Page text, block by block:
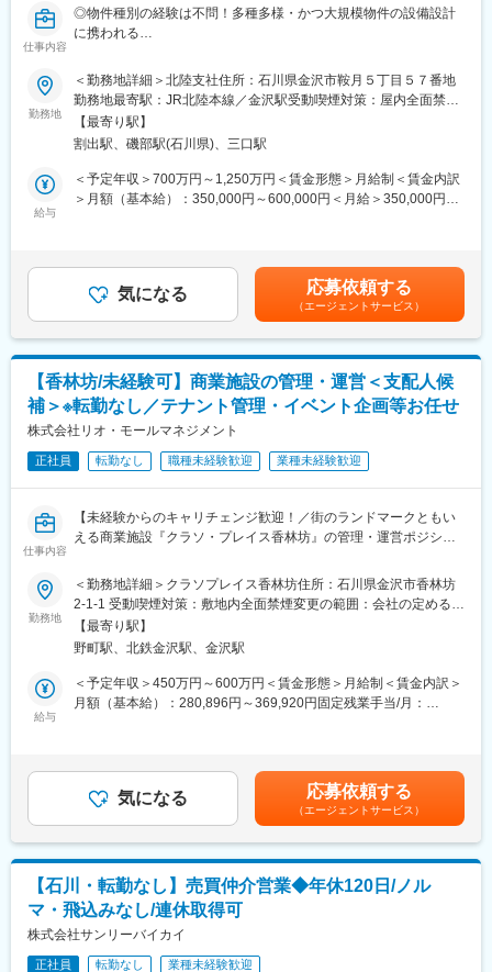
・残業20ｈ
・転居をともなう転勤無し
＜特徴＞
・物件情報サイトやチラシ等からお問い合わせいただいたお客様
への反響営業メイン！
に導きます。時には「今は買い時ではない」といった正直なアド
バイスも行い、お客様目線での誠実な対応を大切にしています。
■組織構成：
◆20代・30代が中心の若く活気ある組織◎異業種からの転職者も
多数活躍中
・年休111日（水曜固定休み＋平日1日）
・平均有休取得8.16日（2024年実績）
・残業20ｈ
・インセンティブ制ではなく、固定給＋賞与で安定した給与形態
◎
※評価制度…「業績」と「過程・スタンス」の両軸で評価項目があ
り、過程までしっかり評価される仕組みです
■キャリアパス：
携わっていただきます！
・経験次第ではサブマネージャー、マネージャーとして入社いた
※過去には、サブマネージャーで入社し、3年でマネージャーに昇
格した事例もあり、若いうちから積極的にキャリアアップを目指
せる環境です。
仕事内容
◎物件種別の経験は不問！多種多様・かつ大規模物件の設備設計
に携われる
60歳到達時の年収を維持できる
◎東証プライム上場：建設業時価総額トップ級／グループで5.4兆
円規模
◎自社開発BIMを利用／最先端技術も積極導入！／30～40代で早
期昇格も可能
■担当業務：
■案件：店舗、複合商業施設、オフィスビル、医療施設、介護施
設、物流施設、工場、共同住宅、病院（100～200床前後）、デー
件が増えておりますので、ご経験をお持ちの方には優先的に配置
をする可能性がございます。）
■設備設計：電気・給排水衛生・空調換気などの設備の商品選定、
企画、設計を担当して頂きます。
※自社開発のBIMをご利用いただきます。
■キャリア
・35歳~40歳前半での管理職登用実績もあり、
中途、新卒、学歴、入社年次など関係なくキャリアアップを目指
せる環境です。
■働き方：
・年間休日123日
・完全週休二日制
・積立有給制度（時効になった有給休暇を最大100日まで積立で
・65歳定年制（全国社員は65歳もしくは67歳選択定年制）、60歳
一律役職定年の廃止
入居1～5年目までは最大70％企業負担あり（全国職のみ対象／そ
のほか物件に関する諸条件、費用上限規定あり）
持ち家で、諸条件を満たした場合は、最長定年退職まで毎月1～3
万円の住宅手当を支給
・子育て関連支援（育児休業最長3年、従業員及び配偶者が子を出
産した場合に子一人に対し100万円支給 等）
※その他福利厚生項目参照
■配属地
・初任地は、面接内での希望と会社状況を考慮し決定
勤務地
＜勤務地詳細＞北陸支社住所：石川県金沢市鞍月５丁目５７番地
勤務地最寄駅：JR北陸本線／金沢駅受動喫煙対策：屋内全面禁煙
変更の範囲：会社の定める事業所
【最寄り駅】
割出駅、磯部駅(石川県)、三口駅
給与
＜予定年収＞700万円～1,250万円＜賃金形態＞月給制＜賃金内訳
＞月額（基本給）：350,000円～600,000円＜月給＞350,000円～
構成：月額×12ヶ月＋賞与＋諸手当＋残業代■残業は15分単位で管
理賃金はあくまでも目安の金額であり、選考を通じて上下する可
能性があります。月給(月額)は固定手当を含めた表記です。
気になる 応募依頼する
（エージェントサービス）
【香林坊/未経験可】商業施設の管理・運営＜支配人候
補＞※転勤なし／テナント管理・イベント企画等お任せ
株式会社リオ・モールマネジメント
正社員 転勤なし 職種未経験歓迎 業種未経験歓迎
仕事内容
【未経験からのキャリチェンジ歓迎！／街のランドマークともい
える商業施設『クラソ・プレイス香林坊』の管理・運営ポジショ
■業務概要：
当社が運営する香林坊のランドマークである商業施設『クラソ・
プレイス香林坊』をより魅力的な商業施設へと成長させるため
に、テナント管理・販促の両方の側面からニーズを捉える＜管
理・運営業務＞をご担当いただきます。ショッピングセンターの
支配人として、いろんな業者と打ち合わせたり状況を前に進めて
◎テナント管理
・入居テナントの新規・更新契約
・入居時の区画内装工事や退去時の原状回復工事の管理
◎販促
・シーズン毎やテナント・お客様のニーズを踏まえたイベントの
企画や調整
・商業施設運営におけるDM、チラシ、ポスター制作
・その他
勤務地
＜勤務地詳細＞クラソプレイス香林坊住所：石川県金沢市香林坊
2-1-1 受動喫煙対策：敷地内全面禁煙変更の範囲：会社の定める事
業所
【最寄り駅】
野町駅、北鉄金沢駅、金沢駅
給与
＜予定年収＞450万円～600万円＜賃金形態＞月給制＜賃金内訳＞
月額（基本給）：280,896円～369,920円固定残業手当/月：
＞・残業手当（固定残業代制 超過分別途支給）賃金はあくまでも
目安の金額であり、選考を通じて上下する可能性があります。月
給(月額)は固定手当を含めた表記です。
気になる 応募依頼する
（エージェントサービス）
【石川・転勤なし】売買仲介営業◆年休120日/ノル
マ・飛込みなし/連休取得可
株式会社サンリーバイカイ
正社員 転勤なし 業種未経験歓迎